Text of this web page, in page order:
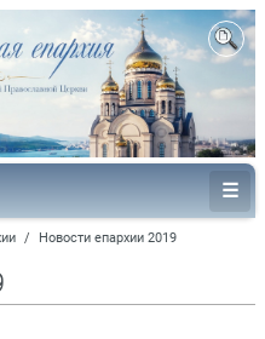
/ Новости епархии 2019